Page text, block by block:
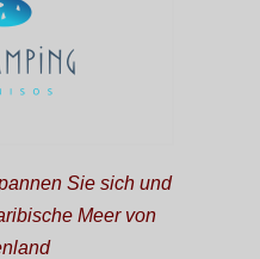
Sie sich und
Meer von